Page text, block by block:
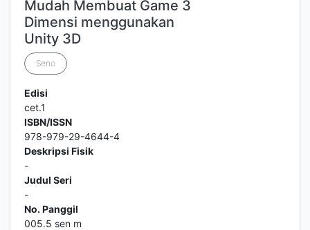
Mudah Membuat Game 3
Dimensi menggunakan
Unity 3D
Seno
Edisi
cet.1
ISBN/ISSN
978-979-29-4644-4
Deskripsi Fisik
-
Judul Seri
-
No. Panggil
005.5 sen m